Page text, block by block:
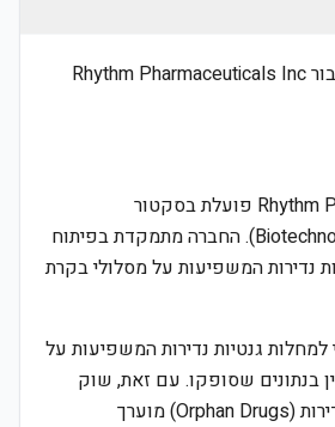
להלן ניתוח תחרותי עבור Rhythm Pharmaceuticals Inc
Rhythm Pharmaceuticals Inc פועלת בסקטור
הביוטכנולוגיה (Biotechnology). החברה מתמקדת בפיתוח
נדירות המשפיעות על מסלולי בקרת
גנטיות נדירות המשפיעות על
בנתונים שסופקו. עם זאת, שוק
הטיפולים למחלות נדירות (Orphan Drugs) מוערך